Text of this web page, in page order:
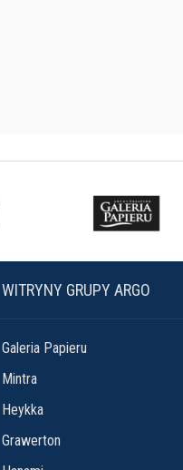
WITRYNY GRUPY ARGO
Galeria Papieru
Mintra
Heykka
Grawerton